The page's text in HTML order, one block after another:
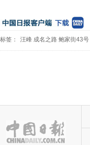
标签： 汪峰 成名之路 鲍家街43号